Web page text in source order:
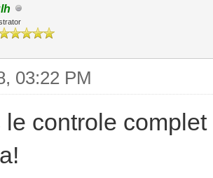
03:22 PM
le controle